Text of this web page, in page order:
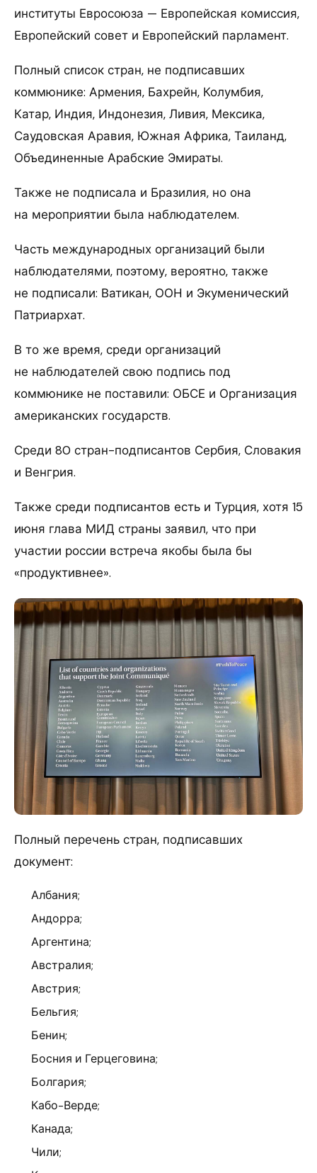
институты Евросоюза — Европейская комиссия,
Европейский совет и Европейский парламент.
Полный список стран, не подписавших
коммюнике: Армения, Бахрейн, Колумбия,
Катар, Индия, Индонезия, Ливия, Мексика,
Саудовская Аравия, Южная Африка, Таиланд,
Объединенные Арабские Эмираты.
Также не подписала и Бразилия, но она
на мероприятии была наблюдателем.
Часть международных организаций были
наблюдателями, поэтому, вероятно, также
не подписали: Ватикан, ООН и Экуменический
Патриархат.
В то же время, среди организаций
не наблюдателей свою подпись под
коммюнике не поставили: ОБСЕ и Организация
американских государств.
Среди 80 стран-подписантов Сербия, Словакия
и Венгрия.
Также среди подписантов есть и Турция, хотя 15
июня глава МИД страны заявил, что при
участии россии встреча якобы была бы
«продуктивнее».
Полный перечень стран, подписавших
документ:
Албания;
Андорра;
Аргентина;
Австралия;
Австрия;
Бельгия;
Бенин;
Босния и Герцеговина;
Болгария;
Кабо-Верде;
Канада;
Чили;